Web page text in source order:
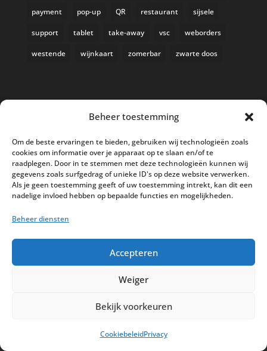
Beheer toestemming
Om de beste ervaringen te bieden, gebruiken wij technologieën zoals
cookies om informatie over je apparaat op te slaan en/of te
raadplegen. Door in te stemmen met deze technologieën kunnen wij
gegevens zoals surfgedrag of unieke ID's op deze website verwerken.
Als je geen toestemming geeft of uw toestemming intrekt, kan dit een
nadelige invloed hebben op bepaalde functies en mogelijkheden.
Beheer diensten
Accepteren
Weiger
Bekijk voorkeuren
CookiebeleidPrivacy
payment pop-up QR restaurant sijsele
support tablet take-away vsc weborders
westende wijnkaart zomerbar zwarte doos
Bestel nu nog aan de 2025 prijzen
Safran Palace start met nieuw
kassasysteem
maart 2026
Disclaimer Privacy
Sitemap
Cookiebeleid